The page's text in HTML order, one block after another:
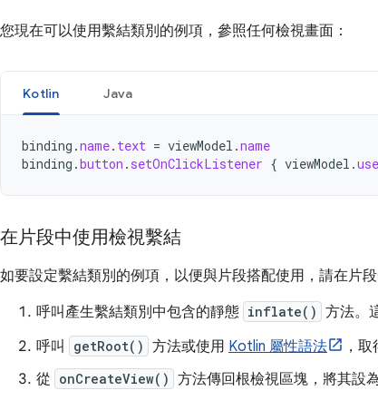
您現在可以使用繫結類別的例項，參照任何檢視畫面：
Kotlin Java
binding .name. text = viewModel .name
binding .button . setOnClickListener { viewModel .
在片段中使用檢視繫結
如要設定繫結類別的例項，以便與片段搭配使用，請在片
呼叫產生繫結類別中包含的靜態 inflate() 方法。
呼叫
getRoot() 方法或使用 Kotlin 屬性語法
，
從 onCreateView() 方法傳回根檢視區塊，將其設